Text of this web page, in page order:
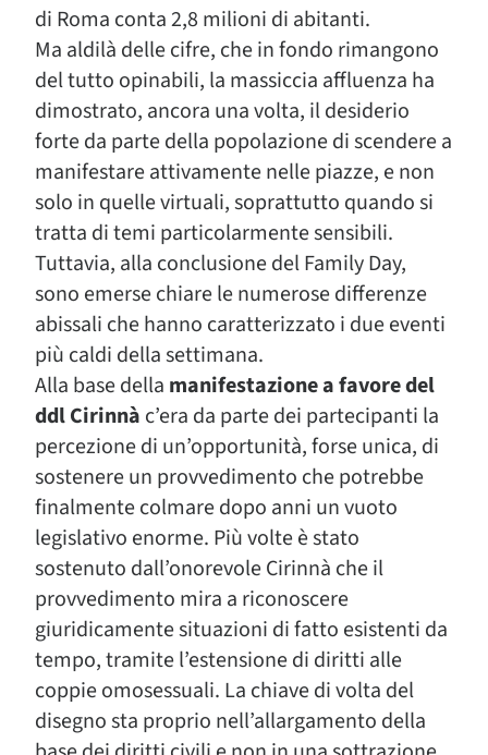
di Roma conta 2,8 milioni di abitanti.
Ma aldilà delle cifre, che in fondo rimangono
del tutto opinabili, la massiccia affluenza ha
dimostrato, ancora una volta, il desiderio
forte da parte della popolazione di scendere a
manifestare attivamente nelle piazze, e non
solo in quelle virtuali, soprattutto quando si
tratta di temi particolarmente sensibili.
Tuttavia, alla conclusione del Family Day,
sono emerse chiare le numerose differenze
abissali che hanno caratterizzato i due eventi
più caldi della settimana.
Alla base della manifestazione a favore del
ddl Cirinnà c’era da parte dei partecipanti la
percezione di un’opportunità, forse unica, di
sostenere un provvedimento che potrebbe
finalmente colmare dopo anni un vuoto
legislativo enorme. Più volte è stato
sostenuto dall’onorevole Cirinnà che il
provvedimento mira a riconoscere
giuridicamente situazioni di fatto esistenti da
tempo, tramite l’estensione di diritti alle
coppie omosessuali. La chiave di volta del
disegno sta proprio nell’allargamento della